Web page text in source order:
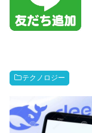
テクノロジー